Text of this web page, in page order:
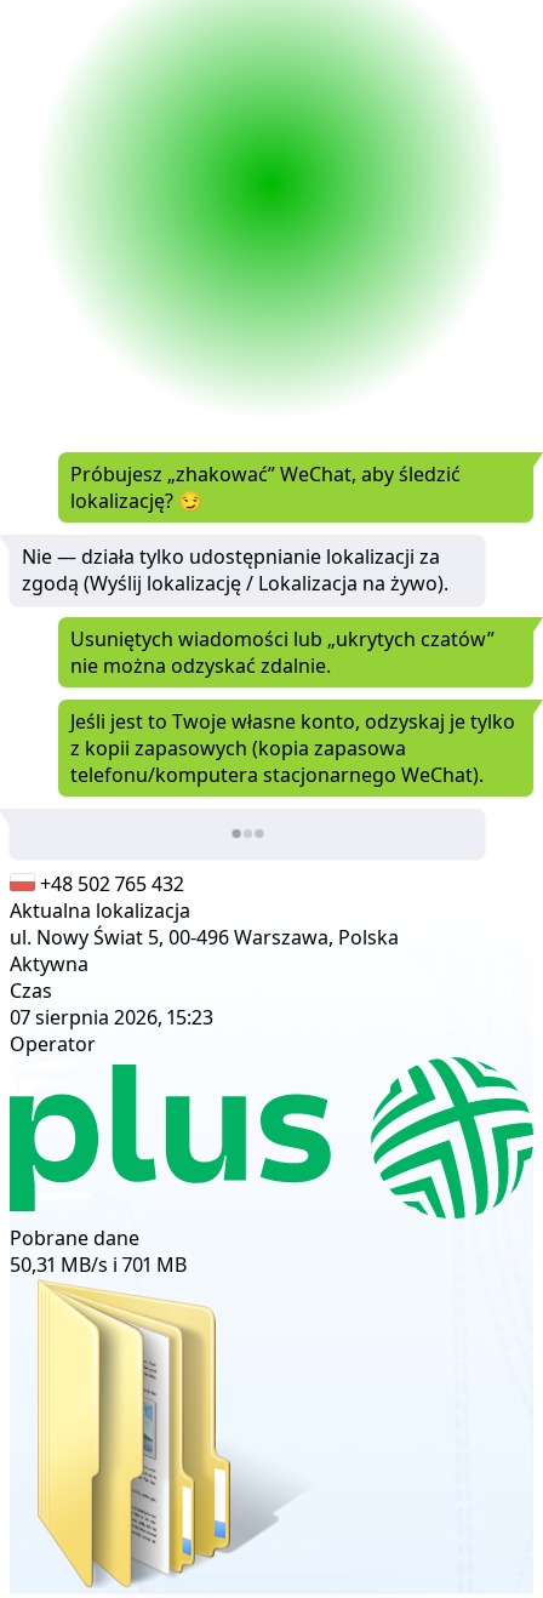
Próbujesz „zhakować” WeChat, aby śledzić
lokalizację? 😏
Nie — działa tylko udostępnianie lokalizacji za
zgodą (Wyślij lokalizację / Lokalizacja na żywo).
Usuniętych wiadomości lub „ukrytych czatów”
nie można odzyskać zdalnie.
Jeśli jest to Twoje własne konto, odzyskaj je tylko
z kopii zapasowych (kopia zapasowa
telefonu/komputera stacjonarnego WeChat).
+48 502 765 432
Aktualna lokalizacja
ul. Nowy Świat 5, 00-496 Warszawa, Polska
Aktywna
Czas
07 sierpnia 2026, 15:23
Operator
Pobrane dane
50,31 MB/s i 701 MB